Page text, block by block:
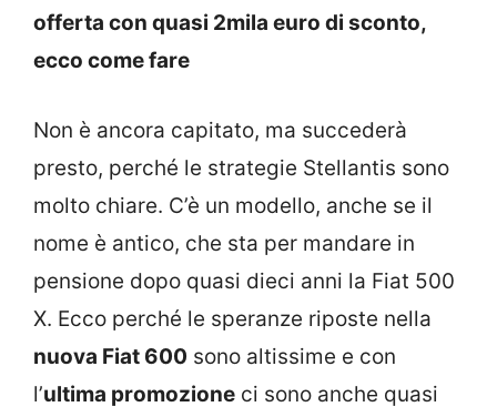
offerta con quasi 2mila euro di sconto,
ecco come fare
Non è ancora capitato, ma succederà
presto, perché le strategie Stellantis sono
molto chiare. C’è un modello, anche se il
nome è antico, che sta per mandare in
pensione dopo quasi dieci anni la Fiat 500
X. Ecco perché le speranze riposte nella
nuova Fiat 600 sono altissime e con
l’ultima promozione ci sono anche quasi